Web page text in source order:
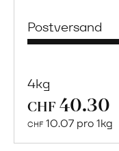
Postversand
4kg
CHF 40.30
CHF 10.07 pro 1kg